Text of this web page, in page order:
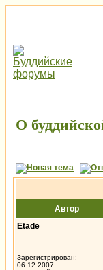
О
Автор
Etade
Зарегистрирован:
06.12.2007